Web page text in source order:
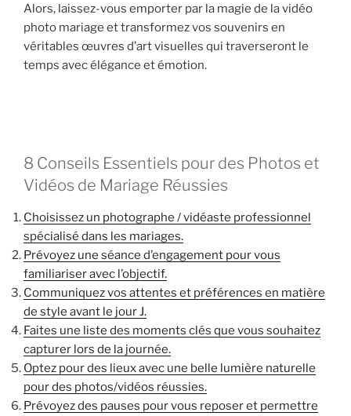
Alors, laissez-vous emporter par la magie de la vidéo
photo mariage et transformez vos souvenirs en
véritables œuvres d’art visuelles qui traverseront le
temps avec élégance et émotion.
8 Conseils Essentiels pour des Photos et
Vidéos de Mariage Réussies
Choisissez un photographe / vidéaste professionnel
spécialisé dans les mariages.
Prévoyez une séance d’engagement pour vous
familiariser avec l’objectif.
Communiquez vos attentes et préférences en matière
de style avant le jour J.
Faites une liste des moments clés que vous souhaitez
capturer lors de la journée.
Optez pour des lieux avec une belle lumière naturelle
pour des photos/vidéos réussies.
Prévoyez des pauses pour vous reposer et permettre